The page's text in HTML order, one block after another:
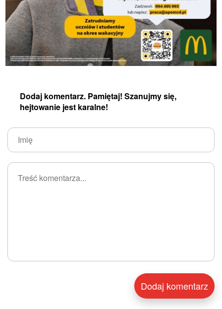
Dodaj komentarz. Pamiętaj! Szanujmy się,
hejtowanie jest karalne!